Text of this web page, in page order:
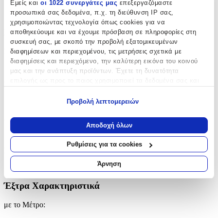
Εμείς και οι 1022 συνεργάτες μας επεξεργαζόμαστε
προσωπικά σας δεδομένα, π.χ. τη διεύθυνση IP σας,
χρησιμοποιώντας τεχνολογία όπως cookies για να
αποθηκεύουμε και να έχουμε πρόσβαση σε πληροφορίες στη
συσκευή σας, με σκοπό την προβολή εξατομικευμένων
διαφημίσεων και περιεχομένου, τις μετρήσεις σχετικά με
διαφημίσεις και περιεχόμενο, την καλύτερη εικόνα του κοινού
μας και την ανάπτυξη προϊόντων. Έχετε τη δυνατότητα
Να συλλέξουμε πληροφορίες σχετικά με τη γεωγραφική
σας τοποθεσία, οι οποίες μπορεί να είναι ακριβείς σε
απόσταση μερικών μέτρων
Να αναγνωρίσουμε τη συσκευή σας σαρώνοντας ενεργά
για συγκεκριμένα χαρακτηριστικά (δακτυλικό αποτύπωμα)
Μάθετε περισσότερα σχετικά με τον τρόπο επεξεργασίας των
προσωπικών σας δεδομένων και καθορίστε τις προτιμήσεις σας
στηνενότητα “Λεπτομέρειες”
ανακαλέσετε τη συγκατάθεσή σας ανά πάσα στιγμή από τη
Δήλωση Cookies.
Προβολή λεπτομερειών
Αποδοχή όλων
Ρυθμίσεις για τα cookies
Άρνηση
HomeMarkt
Βασικά Χαρακτηριστικά
Ποιότητα:
Συνθετικό
Κατασκευή:
Χρώμα:
Γκρι
Σχέδιο:
Έξτρα Χαρακτηριστικά
με το Μέτρο: